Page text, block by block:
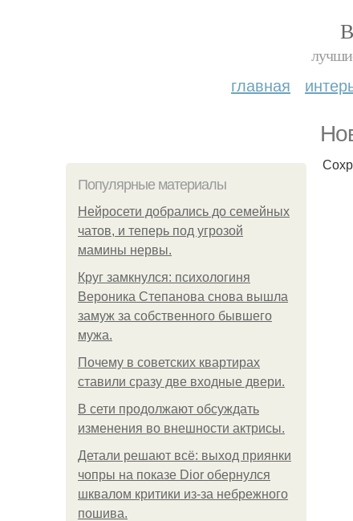
главная
Популярные материалы
Нейросети добрались до семейных
чатов, и теперь под угрозой
мамины нервы.
Круг замкнулся: психологиня
Вероника Степанова снова вышла
замуж за собственного бывшего
мужа.
Почему в советских квартирах
ставили сразу две входные двери.
В сети продолжают обсуждать
изменения во внешности актрисы.
Детали решают всё: выход приянки
чопры на показе Dior обернулся
шквалом критики из-за небрежного
пошива.